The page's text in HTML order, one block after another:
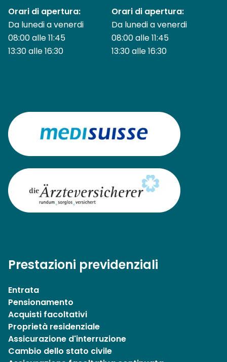
Orari di apertura:
Da lunedi a venerdi
08:00 alle 11:45
13:30 alle 16:30
Orari di apertura:
Da lunedi a venerdi
08:00 alle 11:45
13:30 alle 16:30
Prestazioni previdenziali
Entrata
Pensionamento
Acquisti facoltativi
Proprietà residenziale
Assicurazione d'interruzione
Cambio dello stato civile